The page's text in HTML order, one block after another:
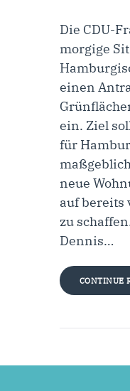
Die CDU-
morgige
einen
ein. Ziel
für
neue
auf bereits
zu
Dennis…
CONTINUE